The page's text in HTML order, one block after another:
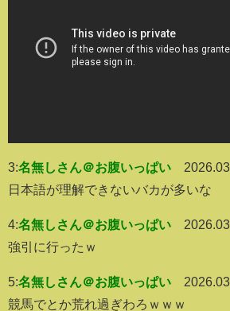
3:名無しさん＠お腹いっぱい
日本語が理解できないバカが多いな
4:名無しさん＠お腹いっぱい
強引に行ったｗ
5:名無しさん＠お腹いっぱい
競馬でとか荒れ過ぎわろｗｗｗ